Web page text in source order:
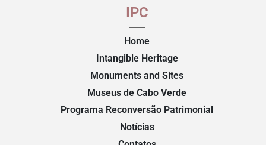
IPC
Home
Intangible Heritage
Monuments and Sites
Museus de Cabo Verde
Programa Reconversão Patrimonial
Notícias